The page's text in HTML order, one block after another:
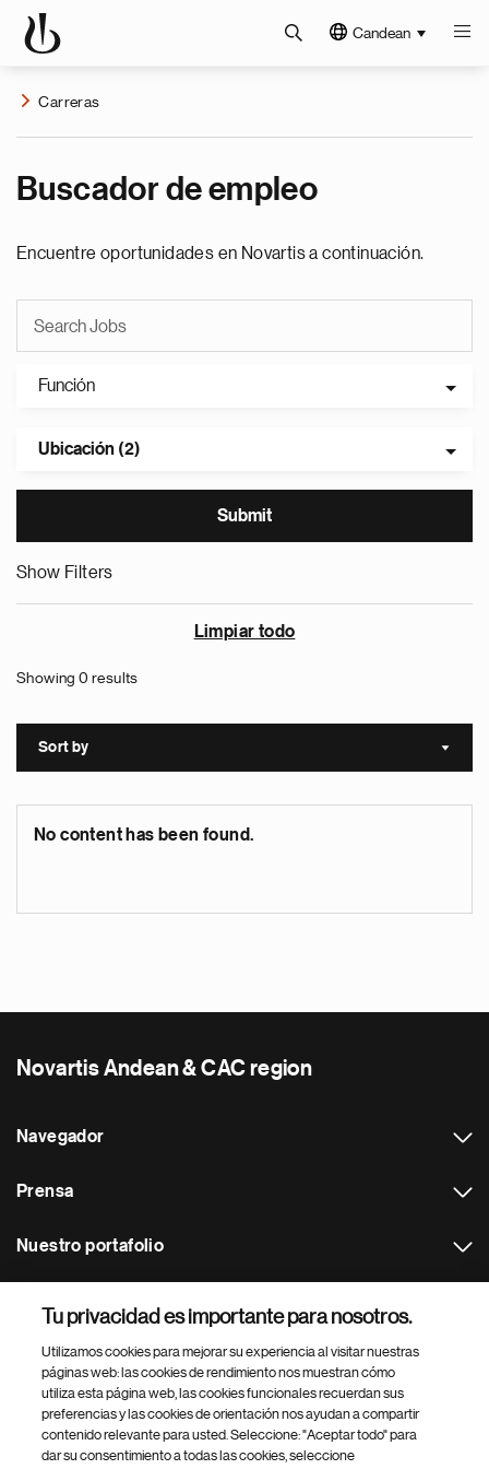
Candean
Carreras
Buscador de empleo
Encuentre oportunidades en Novartis a continuación.
Función
Ubicación (2)
Show Filters
Limpiar todo
Showing 0 results
Sort by Sort
No content has been found.
Novartis Andean & CAC region
Navegador
Prensa
Nuestro portafolio
Footer Site Search
Tu privacidad es importante para nosotros.
Utilizamos cookies para mejorar su experiencia al visitar nuestras
páginas web: las cookies de rendimiento nos muestran cómo
utiliza esta página web, las cookies funcionales recuerdan sus
preferencias y las cookies de orientación nos ayudan a compartir
contenido relevante para usted. Seleccione: "Aceptar todo" para
dar su consentimiento a todas las cookies, seleccione